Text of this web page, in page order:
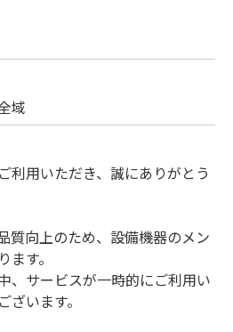
域
利用いただき、誠にありがとう
質向上のため、設備機器のメン
す。
、サービスが一時的にご利用い
います。